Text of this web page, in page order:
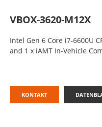
VBOX-3620-M12X
Intel Gen 6 Core i7-6600U
and 1 x iAMT In-Vehicle
KONTAKT